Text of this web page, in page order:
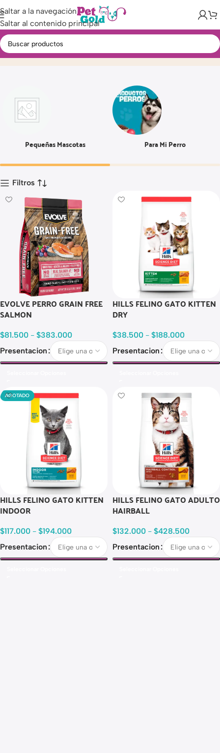
Saltar a la navegación
Saltar al contenido principal
3.5 LBSInicio Producto
Pequeñas Mascotas Para Mi Perro
Filtros
EVOLVE PERRO GRAIN FREE
SALMON
$81.500 - $383.000
Presentacion
HILLS FELINO GATO KITTEN
DRY
$38.500 - $188.000
Presentacion
AGOTADO
HILLS FELINO GATO KITTEN
INDOOR
$117.000 - $194.000
Presentacion
HILLS FELINO GATO ADULTO
HAIRBALL
$132.000 - $428.500
Presentacion